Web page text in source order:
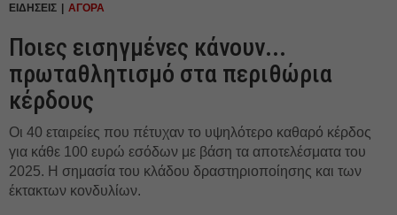
ΕΙΔΗΣΕΙΣ ΑΓΟΡΑ
Ποιες εισηγμένες κάνουν...
πρωταθλητισμό στα περιθώρια
κέρδους
Οι 40 εταιρείες που πέτυχαν το υψηλότερο καθαρό κέρδος
για κάθε 100 ευρώ εσόδων με βάση τα αποτελέσματα του
2025. Η σημασία του κλάδου δραστηριοποίησης και των
έκτακτων κονδυλίων.